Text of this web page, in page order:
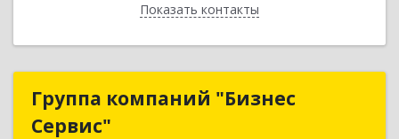
Показать контакты
Назад
Группа компаний "Бизнес
Сервис"
Группа компаний "Бизнес